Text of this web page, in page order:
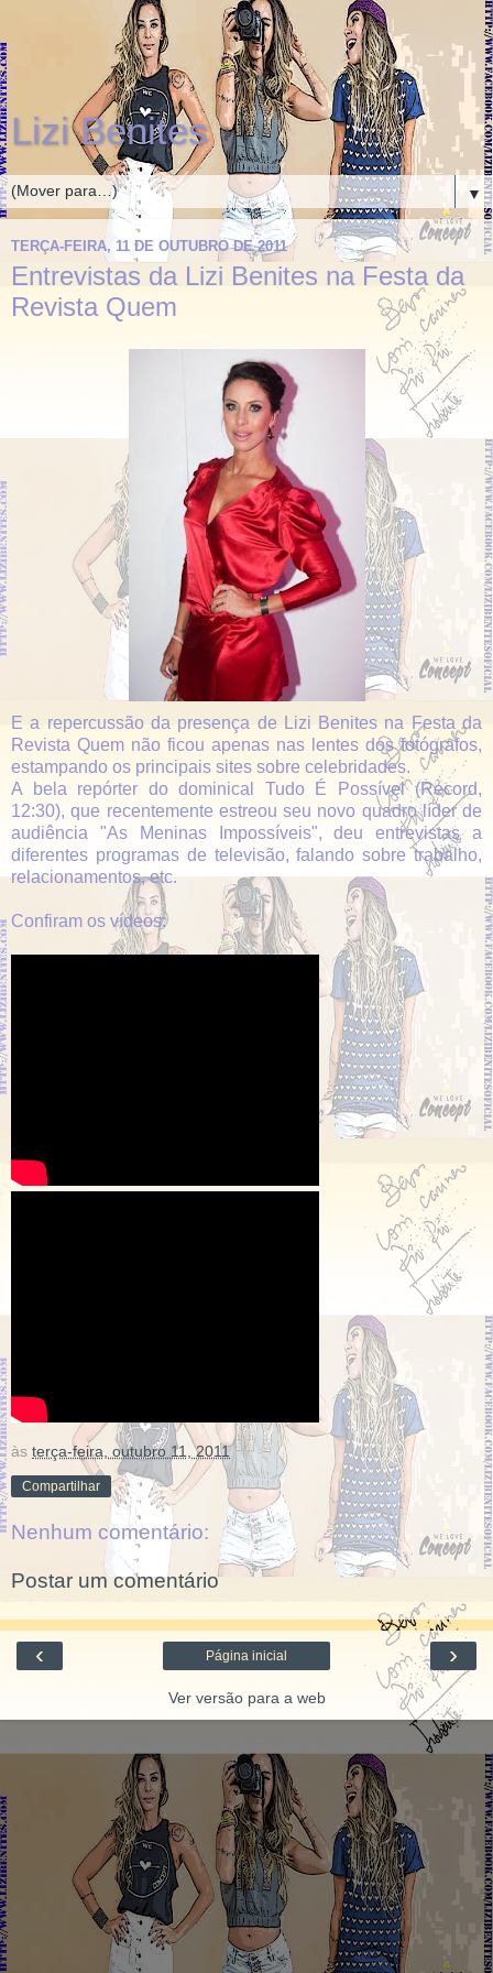
Lizi Benites
▼
TERÇA-FEIRA, 11 DE OUTUBRO DE 2011
Entrevistas da Lizi Benites na Festa da
Revista Quem
E a repercussão da presença de Lizi Benites na Festa da
Revista Quem não ficou apenas nas lentes dos fotógrafos,
estampando os principais sites sobre celebridades.
A bela repórter do dominical Tudo É Possível (Record,
12:30), que recentemente estreou seu novo quadro líder de
audiência "As Meninas Impossíveis", deu entrevistas a
diferentes programas de televisão, falando sobre trabalho,
relacionamentos, etc.
Confiram os vídeos:
às terça-feira, outubro 11, 2011
Compartilhar
Nenhum comentário:
Postar um comentário
‹ ›
Página inicial
Ver versão para a web